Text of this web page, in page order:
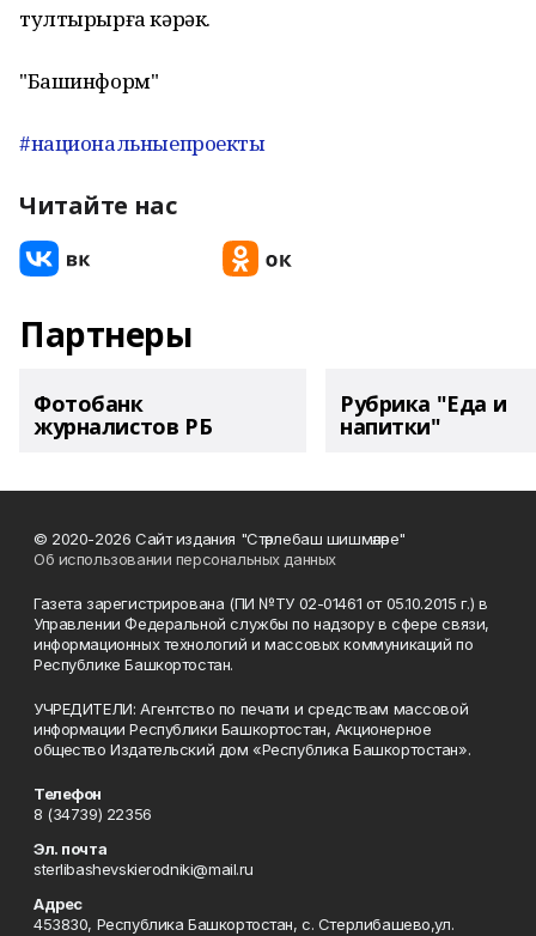
тултырырға кәрәк.
"Башинформ"
#национальныепроекты
Читайте нас
Партнеры
Фотобанк
журналистов РБ
Рубрика "Еда и
напитки"
© 2020-2026 Сайт издания "Стәрлебаш шишмәләре"
Об использовании персональных данных
Газета зарегистрирована (ПИ №ТУ 02-01461 от 05.10.2015 г.) в
Управлении Федеральной службы по надзору в сфере связи,
информационных технологий и массовых коммуникаций по
Республике Башкортостан.
УЧРЕДИТЕЛИ: Агентство по печати и средствам массовой
информации Республики Башкортостан, Акционерное
общество Издательский дом «Республика Башкортостан».
Телефон
8 (34739) 22356
Эл. почта
sterlibashevskierodniki@mail.ru
Адрес
453830, Республика Башкортостан, c. Стерлибашево,ул.